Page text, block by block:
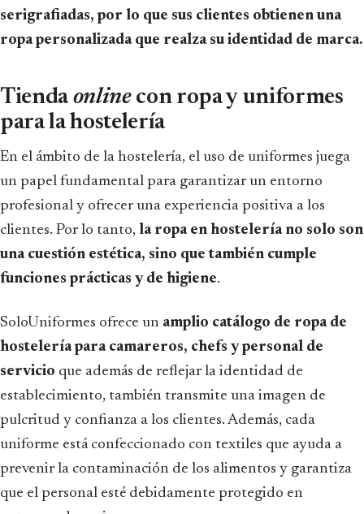
serigrafiadas, por lo que sus clientes obtienen una
ropa personalizada que realza su identidad de marca.
Tiendaonlinecon ropa y uniformes
para la hostelería
En el ámbito de la hostelería, el uso de uniformes juega
un papel fundamental para garantizar un entorno
profesional y ofrecer una experiencia positiva a los
clientes. Por lo tanto, la ropa en hostelería no solo son
una cuestión estética, sino que también cumple
funciones prácticas y de higiene.
SoloUniformes ofrece un amplio catálogo de ropa de
hostelería para camareros, chefs y personal de
servicio que además de reflejar la identidad de
establecimiento, también transmite una imagen de
pulcritud y confianza a los clientes. Además, cada
uniforme está confeccionado con textiles que ayuda a
prevenir la contaminación de los alimentos y garantiza
que el personal esté debidamente protegido en